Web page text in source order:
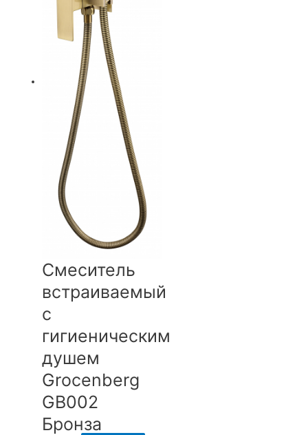
Смеситель
встраиваемый
с
гигиеническим
душем
Grocenberg
GB002
Бронза